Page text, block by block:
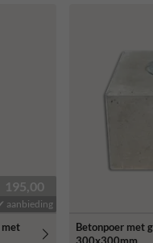
195,00
aanbieding
Betonpoer met